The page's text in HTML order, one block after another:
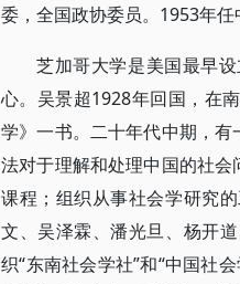
委，全国政协委员。1953年任
芝加哥大学是美国最早
心。吴景超1928年回国，在
学》一书。二十年代中期，
法对于理解和处理中国的社
课程；组织从事社会学研究
文、吴泽霖、潘光旦、杨开
织“东南社会学社”和“中国社